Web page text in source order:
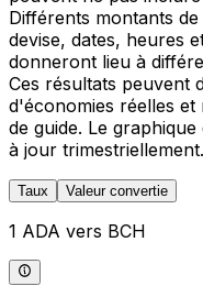
Différents montants
devise, dates, heures
donneront lieu à
Ces résultats peuvent
d'économies réelles
de guide. Le
à jour trimestriellement.
Taux Valeur convertie
1 ADA vers BCH